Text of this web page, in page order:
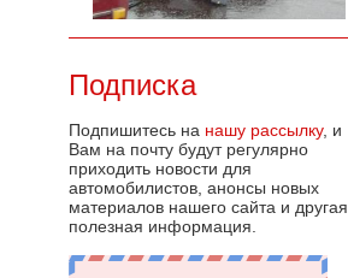
Подписка
Подпишитесь на нашу рассылку, и
Вам на почту будут регулярно
приходить новости для
автомобилистов, анонсы новых
материалов нашего сайта и другая
полезная информация.